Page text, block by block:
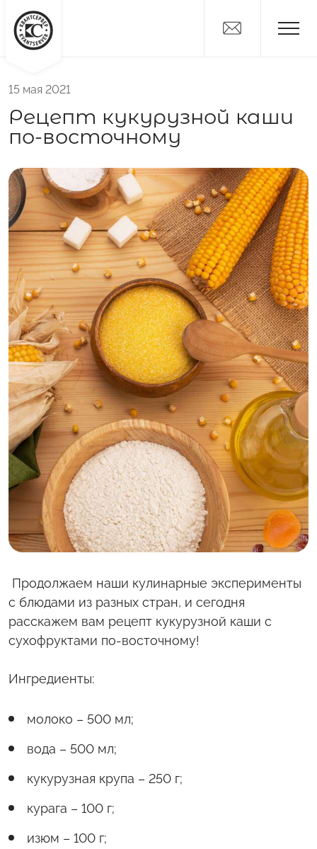
15 мая 2021
Рецепт кукурузной каши
по-восточному
Продолжаем наши кулинарные эксперименты
с блюдами из разных стран, и сегодня
расскажем вам рецепт кукурузной каши с
сухофруктами по-восточному!
Ингредиенты:
молоко – 500 мл;
вода – 500 мл;
кукурузная крупа – 250 г;
курага – 100 г;
изюм – 100 г;
Новости
Дистрибьюторам
Поставщикам
О компании
Вакансии
Контакты
Никитка
Слайсы
Алтайские Хлебцы
Никитич
С полей Алтая
Твоя Пятница